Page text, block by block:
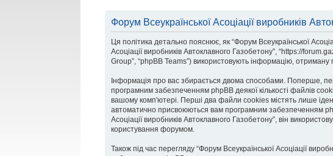
Форум Всеукраїнської Асоціації виробників
Ця політика детально пояснює, як “Форум Всеукраїнської
Асоціації виробників Автоклавного Газобетону”, “https://
Group”, “phpBB Teams”) використовують інформацію, отриману
Інформація про вас збирається двома способами. Поперше,
програмним забезпеченням phpBB деякої кількості файлів
вашому комп'ютері. Перші два файли cookies містять лише
автоматично присвоюються вам програмним забезпеченням
Асоціації виробників Автоклавного Газобетону”, він
користування форумом.
Також під час перегляду “Форум Всеукраїнської Асоціації